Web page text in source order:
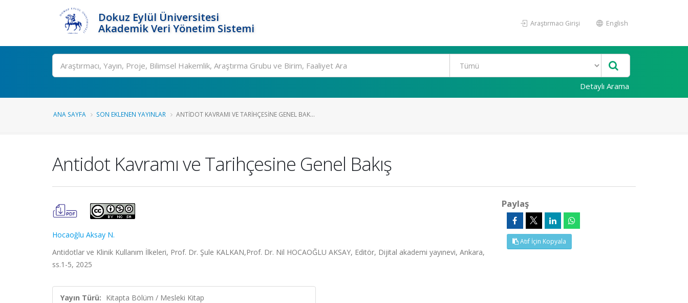
Dokuz Eylül Üniversitesi
Akademik Veri Yönetim Sistemi
Araştırmacı Girişi English
Ara
Detaylı Arama
ANA SAYFA SON EKLENEN YAYINLAR ANTIDOT KAVRAMI VE TARIHÇESINE GENEL BAK...
Antidot Kavramı ve Tarihçesine Genel Bakış
Hocaoğlu Aksay N.
Antidotlar ve Klinik Kullanım İlkeleri, Prof. Dr. Şule KALKAN,Prof. Dr. Nil HOCAOĞLU AKSAY, Editör, Dijital akademi yayınevi, Ankara,
ss.1-5, 2025
Yayın Türü: Kitapta Bölüm / Mesleki Kitap
Paylaş
Atıf İçin Kopyala